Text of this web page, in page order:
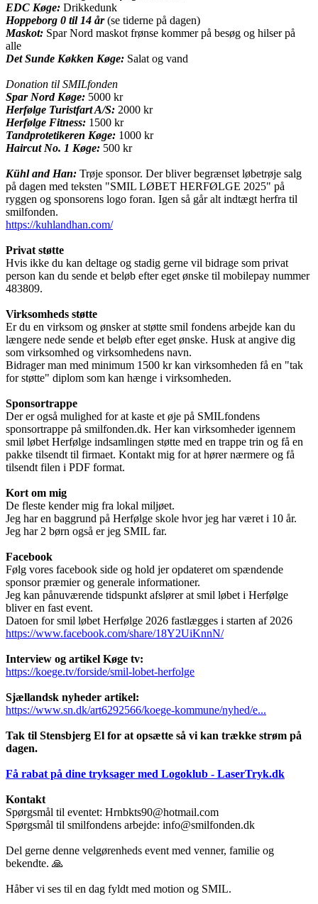
EDC Køge: Drikkedunk
Hoppeborg 0 til 14 år(se tiderne på dagen)
Maskot: Spar Nord maskot frønse kommer på besøg og hilser på
alle
Det Sunde Køkken Køge: Salat og vand
Donation til SMILfonden
Spar Nord Køge: 5000 kr
Herfølge Turistfart A/S: 2000 kr
Herfølge Fitness: 1500 kr
Tandprotetikeren Køge: 1000 kr
Haircut No. 1 Køge: 500 kr
Kühl and Han: Trøje sponsor. Der bliver begrænset løbetrøje salg
på dagen med teksten "SMIL LØBET HERFØLGE 2025" på
ryggen og sponsorens logo foran. Igen så går alt indtægt herfra til
smilfonden.
https://kuhlandhan.com/
Privat støtte
Hvis ikke du kan deltage og stadig gerne vil bidrage som privat
person kan du sende et beløb efter eget ønske til mobilepay nummer
483809.
Virksomheds støtte
Er du en virksom og ønsker at støtte smil fondens arbejde kan du
længere nede sende et beløb efter eget ønske. Husk at angive dig
som virksomhed og virksomhedens navn.
Bidrager man med minimum 1500 kr kan virksomheden få en "tak
for støtte" diplom som kan hænge i virksomheden.
Sponsortrappe
Der er også mulighed for at kaste et øje på SMILfondens
sponsortrappe på smilfonden.dk. Her kan virksomheder igennem
smil løbet Herfølge indsamlingen støtte med en trappe trin og få en
pakke tilsendt til firmaet. Kontakt mig for at hører nærmere og få
tilsendt filen i PDF format.
Kort om mig
De fleste kender mig fra lokal miljøet.
Jeg har en baggrund på Herfølge skole hvor jeg har været i 10 år.
Jeg har 2 børn også er jeg SMIL far.
Facebook
Følg vores facebook side og hold jer opdateret om spændende
sponsor præmier og generale informationer.
Jeg kan pånuværende tidspunkt afslører at smil løbet i Herfølge
bliver en fast event.
Datoen for smil løbet Herfølge 2026 fastlægges i starten af 2026
https://www.facebook.com/share/18Y2UiKnnN/
Interview og artikel Køge tv:
https://koege.tv/forside/smil-lobet-herfolge
Sjællandsk nyheder artikel:
https://www.sn.dk/art6292566/koege-kommune/nyhed/e...
Tak til Stensbjerg El for at opsætte så vi kan trække strøm på
dagen.
Få rabat på dine tryksager med Logoklub - LaserTryk.dk
Kontakt
Spørgsmål til eventet: Hrnbkts90@hotmail.com
Spørgsmål til smilfondens arbejde: info@smilfonden.dk
Del gerne denne velgørenheds event med venner, familie og
bekendte. 🙏
Håber vi ses til en dag fyldt med motion og SMIL.